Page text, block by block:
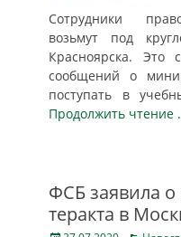
Сотрудники
возьмут под
Красноярска. Это
сообщений о
поступать в
Продолжить чтение
ФСБ заявила
теракта в